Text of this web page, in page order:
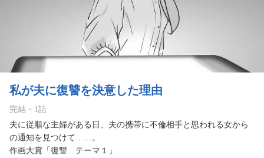
私が夫に復讐を決意した理由
完結 ・ 1 話
夫に従順な主婦がある日、夫の携帯に不倫相手と思われる女から
の通知を見つけて……。
作画大賞「復讐　テーマ１」